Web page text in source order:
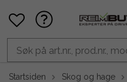
Startsiden Skog og hage